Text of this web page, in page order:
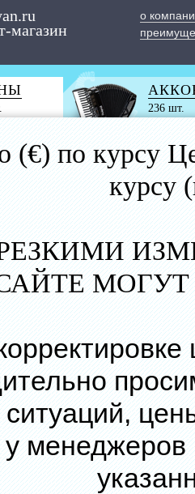
магазин
о
236 шт.
(€) по курсу
курсу
у